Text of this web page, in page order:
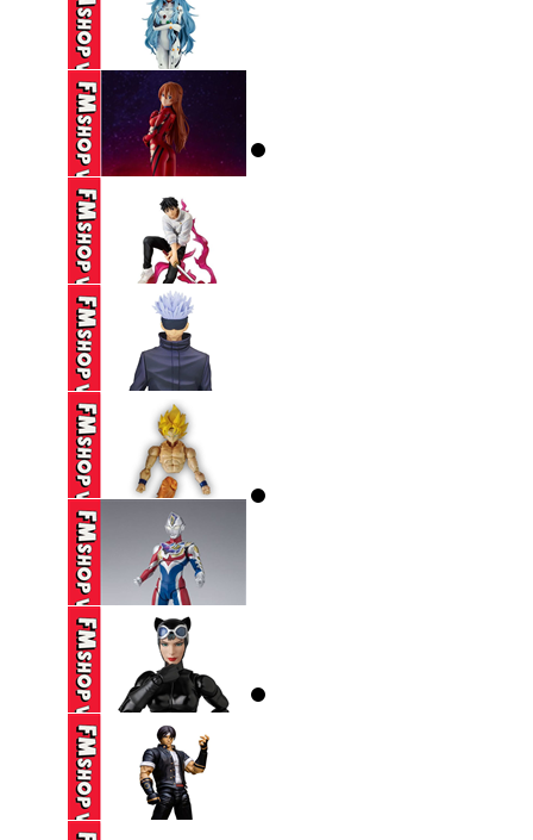
BLINDBOX BLOKEES
SPIDERMAN ...
195,000 VND
(NOBOX) POP UP
PARADE ...
590,000 VND
(NOBOX) SEGA SPM
EVANGELION ...
250,000 VND
(2ND) ICHIBAN KUJI
JUJUTSU ...
650,000 VND
(2ND) BANPRESTO
JUJUTSU KAISEN ...
390,000 VND
(THIẾU HÔNG+CHÂN,
THIẾU CHỐT ...
250,000 VND
(2ND,TRẦY) SHF
ULTRAMAN DECKER
...
(2ND) MAFEX 123
CATWOMAN HUSH ...